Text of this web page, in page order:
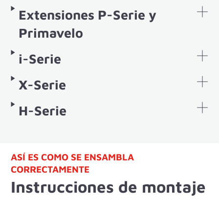
Extensiones P-Serie y
Primavelo
i-Serie
X-Serie
H-Serie
ASÍ ES COMO SE ENSAMBLA
CORRECTAMENTE
Instrucciones de montaje